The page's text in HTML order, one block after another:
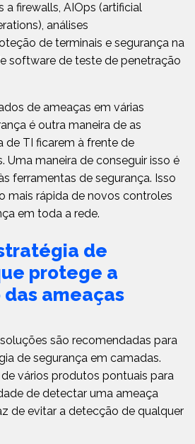
a firewalls, AIOps (artificial
análises
de terminais e segurança na
software de teste de penetração
de ameaças em várias
é outra maneira de as
de TI ficarem à frente de
Uma maneira de conseguir isso é
ferramentas de segurança. Isso
mais rápida de novos controles
em toda a rede.
de
protege a
ameaças
são recomendadas para
de segurança em camadas.
vários produtos pontuais para
de detectar uma ameaça
de evitar a detecção de qualquer